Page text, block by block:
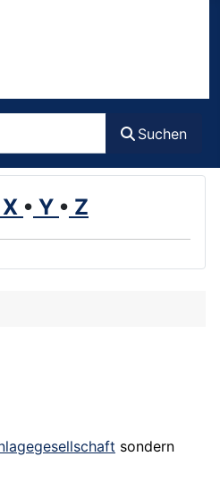
Suchen
X • Y • Z
sondern